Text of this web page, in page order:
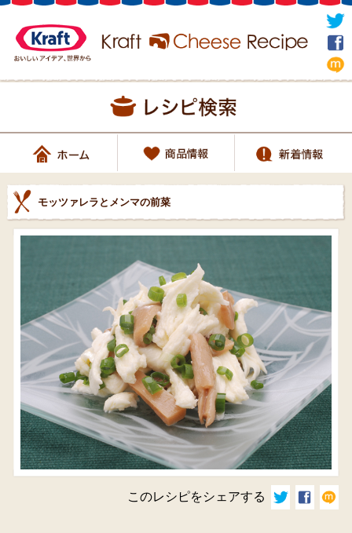
モッツァレラとメンマの前菜
このレシピをシェアする